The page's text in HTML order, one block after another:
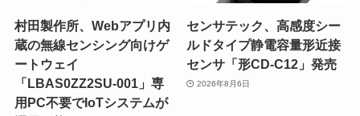
村田製作所、Webアプリ内
蔵の無線センシング向けゲ
ートウェイ
「LBAS0ZZ2SU-001」専
用PC不要でIoTシステムが
センサテック、高感度シー
ルドタイプ静電容量形近接
センサ「形CD-C12」発売
2026年8月6日